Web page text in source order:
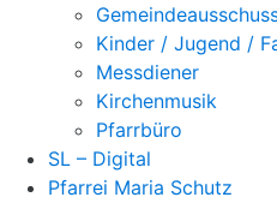
Kinder / Jugend /
Messdiener
Kirchenmusik
Pfarrbüro
SL – Digital
Pfarrei Maria Schutz